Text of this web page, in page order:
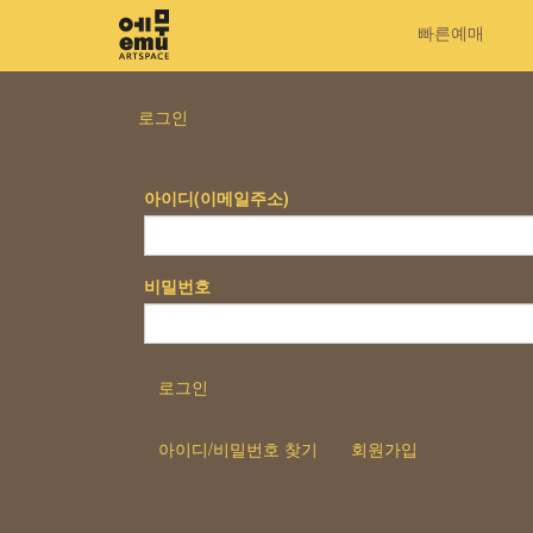
빠른예매
로그인
아이디(이메일주소)
비밀번호
로그인
아이디/비밀번호 찾기 회원가입